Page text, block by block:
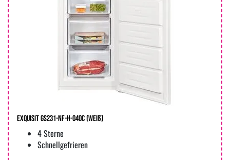
Exquisit GS231-NF-H-040C (weiß)
4 Sterne
Schnellgefrieren